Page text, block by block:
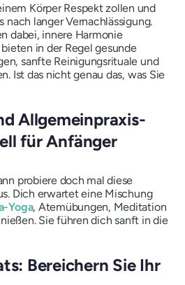
Körper Respekt zollen und
nach langer Vernachlässigung.
dabei, innere Harmonie
in der Regel gesunde
sanfte Reinigungsrituale und
Ist das nicht genau das, was Sie
Allgemeinpraxis-
für Anfänger
probiere doch mal diese
Dich erwartet eine Mischung
Yoga, Atemübungen, Meditation
Sie führen dich sanft in die
Bereichern Sie Ihr